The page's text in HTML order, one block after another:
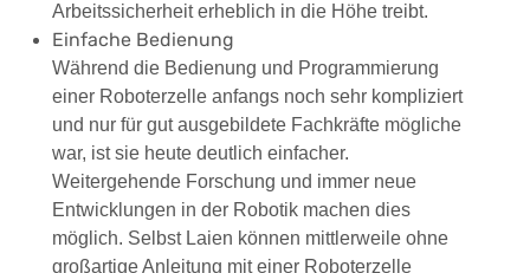
Arbeitssicherheit erheblich in die Höhe treibt.
Einfache Bedienung
Während die Bedienung und Programmierung
einer Roboterzelle anfangs noch sehr kompliziert
und nur für gut ausgebildete Fachkräfte mögliche
war, ist sie heute deutlich einfacher.
Weitergehende Forschung und immer neue
Entwicklungen in der Robotik machen dies
möglich. Selbst Laien können mittlerweile ohne
großartige Anleitung mit einer Roboterzelle